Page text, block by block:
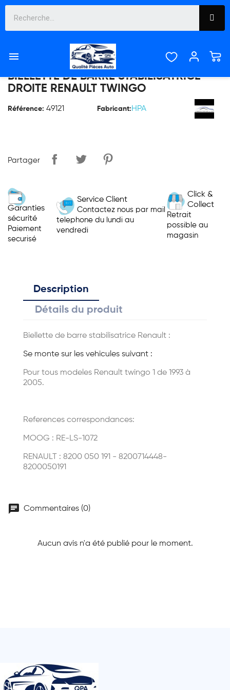

BIELLETTE DE BARRE STABILISATRICE
DROITE RENAULT TWINGO
Référence: 49121 Fabricant: HPA
Partager
Garanties
sécurité
Paiement
securisé
Service Client
Contactez nous par mail
telephone du lundi au
vendredi
Click &
Collect
Retrait
possible au
magasin
Description
Détails du produit
Biellette de barre stabilisatrice Renault :
Se monte sur les vehicules suivant :
Pour tous modeles Renault twingo 1 de 1993 à
2005.
References correspondances:
MOOG : RE-LS-1072
RENAULT : 8200 050 191 - 8200714448-
8200050191
chat Commentaires (0)
Aucun avis n'a été publié pour le moment.